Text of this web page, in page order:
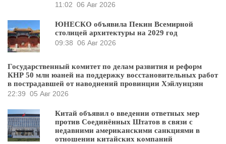
11:02 06 Авг 2026
ЮНЕСКО объявила Пекин Всемирной
столицей архитектуры на 2029 год
09:38 06 Авг 2026
Государственный комитет по делам развития и реформ
КНР 50 млн юаней на поддержку восстановительных работ
в пострадавшей от наводнений провинции Хэйлунцзян
22:39 05 Авг 2026
Китай объявил о введении ответных мер
против Соединённых Штатов в связи с
недавними американскими санкциями в
отношении китайских компаний